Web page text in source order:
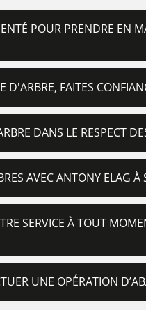
POUR PRENDRE EN
D'ARBRE, FAITES
DANS LE RESPECT
AVEC ANTONY ELAG
SERVICE À TOUT
UNE OPÉRATION